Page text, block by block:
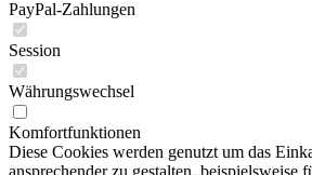
PayPal-Zahlungen
Session
Währungswechsel
Komfortfunktionen
Diese Cookies werden genutzt um das
ansprechender zu gestalten, beispielsweise